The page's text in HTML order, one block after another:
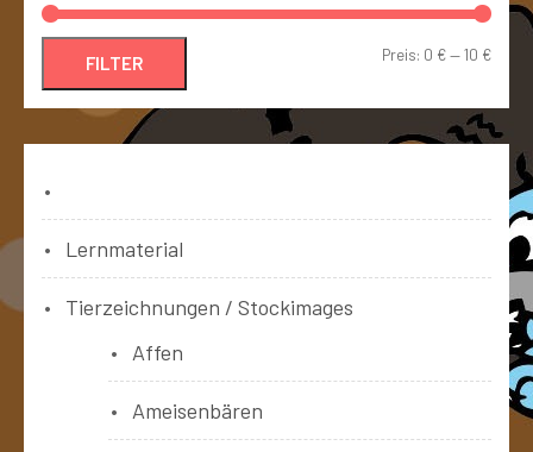
FILTER Preis: 0 €—10 €
Lernmaterial
Tierzeichnungen / Stockimages
Affen
Ameisenbären